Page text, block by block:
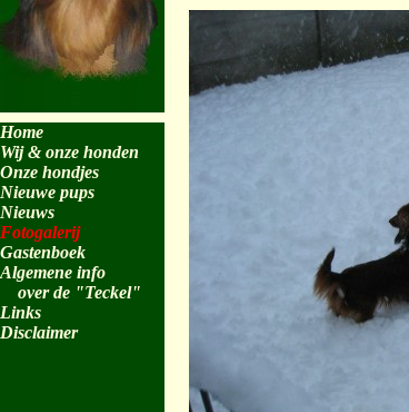
Home
Wij & onze honden
Onze hondjes
Nieuwe pups
Nieuws
Fotogalerij
Gastenboek
Algemene info
over de "Teckel"
Links
Disclaimer